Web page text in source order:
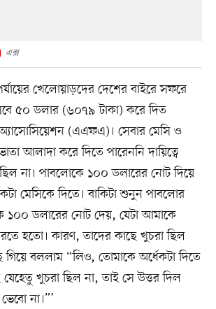
এক্স
খেলোয়াড়দের দেশের বাইরে সফরে
৫০ ডলার (৬০৭৯ টাকা) করে দিত
(এএফএ)। সেবার মেসি ও
আলাদা করে দিতে পারেননি দায়িত্বে
ছিল না। পাবলোকে ১০০ ডলারের নোট দিয়ে
মেসিকে দিতে। বাকিটা শুনুন পাবলোর
১০০ ডলারের নোট দেয়, যেটা আমাকে
হতো। কারণ, তাদের কাছে খুচরা ছিল
গিয়ে বললাম “লিও, তোমাকে অর্ধেকটা দিতে
খুচরা ছিল না, তাই সে উত্তর দিল
না।”’